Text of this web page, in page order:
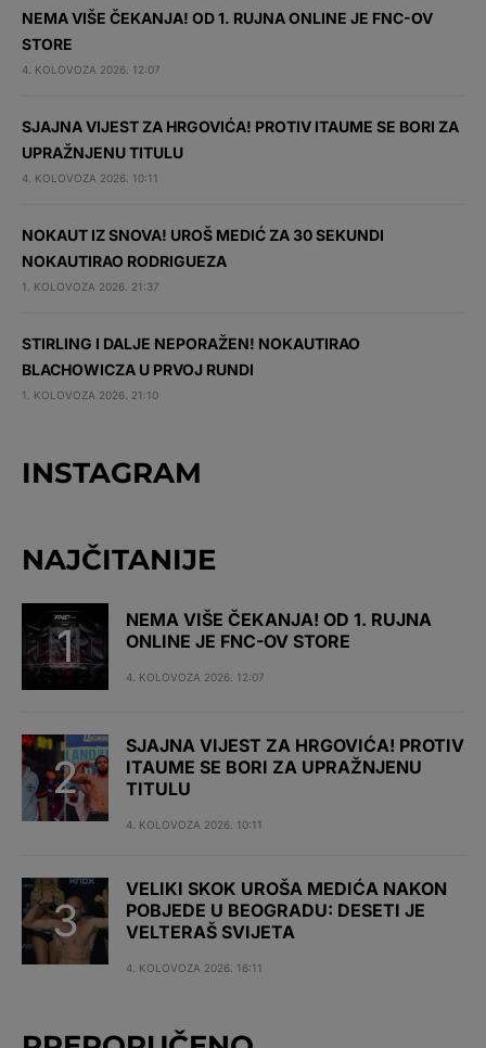
NEMA VIŠE ČEKANJA! OD 1. RUJNA ONLINE JE FNC-OV
STORE
4. KOLOVOZA 2026. 12:07
SJAJNA VIJEST ZA HRGOVIĆA! PROTIV ITAUME SE BORI ZA
UPRAŽNJENU TITULU
4. KOLOVOZA 2026. 10:11
NOKAUT IZ SNOVA! UROŠ MEDIĆ ZA 30 SEKUNDI
NOKAUTIRAO RODRIGUEZA
1. KOLOVOZA 2026. 21:37
STIRLING I DALJE NEPORAŽEN! NOKAUTIRAO
BLACHOWICZA U PRVOJ RUNDI
1. KOLOVOZA 2026. 21:10
INSTAGRAM
NAJČITANIJE
NEMA VIŠE ČEKANJA! OD 1. RUJNA
ONLINE JE FNC-OV STORE
4. KOLOVOZA 2026. 12:07
SJAJNA VIJEST ZA HRGOVIĆA! PROTIV
ITAUME SE BORI ZA UPRAŽNJENU
TITULU
4. KOLOVOZA 2026. 10:11
VELIKI SKOK UROŠA MEDIĆA NAKON
POBJEDE U BEOGRADU: DESETI JE
VELTERAŠ SVIJETA
4. KOLOVOZA 2026. 16:11